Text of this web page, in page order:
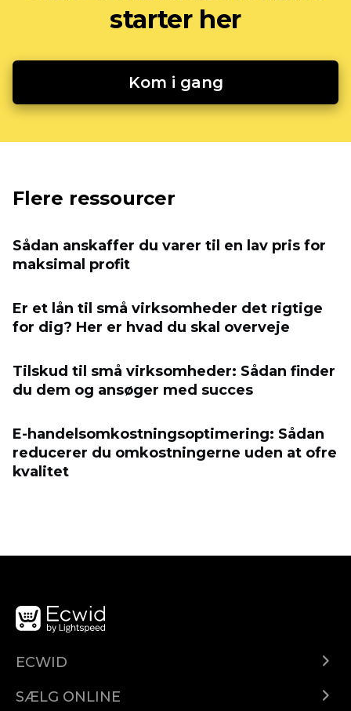
starter her
Kom i gang
Flere ressourcer
Sådan anskaffer du varer til en lav pris for
maksimal profit
Er et lån til små virksomheder det rigtige
for dig? Her er hvad du skal overveje
Tilskud til små virksomheder: Sådan finder
du dem og ansøger med succes
E-handelsomkostningsoptimering: Sådan
reducerer du omkostningerne uden at ofre
kvalitet
ECWID
Pris
SÆLG ONLINE